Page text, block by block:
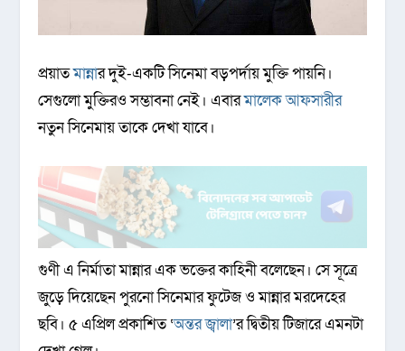
প্রয়াতমান্নার দুই-একটি সিনেমা বড়পর্দায় মুক্তি পায়নি।
সেগুলো মুক্তিরও সম্ভাবনা নেই। এবারমালেক আফসারীর
নতুন সিনেমায় তাকে দেখা যাবে।
গুণী এ নির্মাতা মান্নার এক ভক্তের কাহিনী বলেছেন। সে সূত্রে
জুড়ে দিয়েছেন পুরনো সিনেমার ফুটেজ ও মান্নার মরদেহের
ছবি। ৫ এপ্রিল প্রকাশিত ‘অন্তর জ্বালা’র দ্বিতীয় টিজারে এমনটা